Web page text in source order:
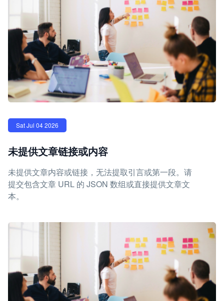
Sat Jul 04 2026
未提供文章链接或内容
未提供文章内容或链接，无法提取引言或第一段。请
提交包含文章 URL 的 JSON 数组或直接提供文章文
本。